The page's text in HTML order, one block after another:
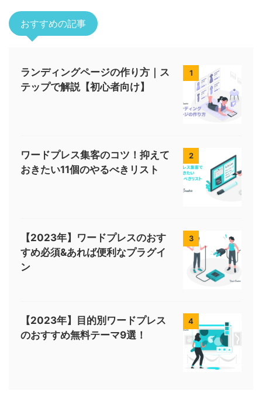
おすすめの記事
1
ランディングページの作り方｜ス
テップで解説【初心者向け】
2
ワードプレス集客のコツ！抑えて
おきたい11個のやるべきリスト
3
【2023年】ワードプレスのおす
すめ必須&あれば便利なプラグイ
ン
4
【2023年】目的別ワードプレス
のおすすめ無料テーマ9選！